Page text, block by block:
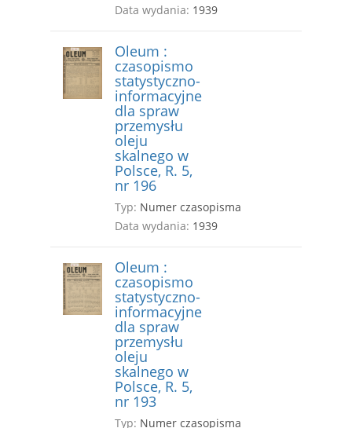
Data wydania: 1939
Oleum :
czasopismo
statystyczno-
informacyjne
dla spraw
przemysłu
oleju
skalnego w
Polsce, R. 5,
nr 196
Typ: Numer czasopisma
Data wydania: 1939
Oleum :
czasopismo
statystyczno-
informacyjne
dla spraw
przemysłu
oleju
skalnego w
Polsce, R. 5,
nr 193
Typ: Numer czasopisma